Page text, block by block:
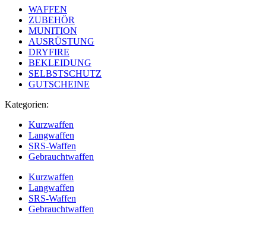
WAFFEN
ZUBEHÖR
MUNITION
AUSRÜSTUNG
DRYFIRE
BEKLEIDUNG
SELBSTSCHUTZ
GUTSCHEINE
Kategorien:
Kurzwaffen
Langwaffen
SRS-Waffen
Gebrauchtwaffen
Kurzwaffen
Langwaffen
SRS-Waffen
Gebrauchtwaffen